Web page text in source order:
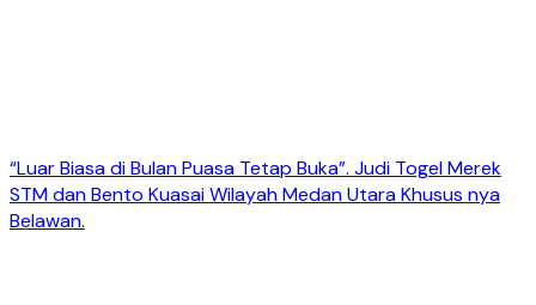
“Luar Biasa di Bulan Puasa Tetap Buka”. Judi Togel Merek
STM dan Bento Kuasai Wilayah Medan Utara Khusus nya
Belawan.